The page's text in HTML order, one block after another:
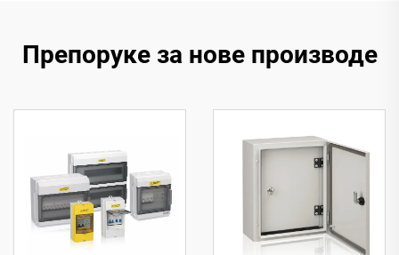
Препоруке за нове производе